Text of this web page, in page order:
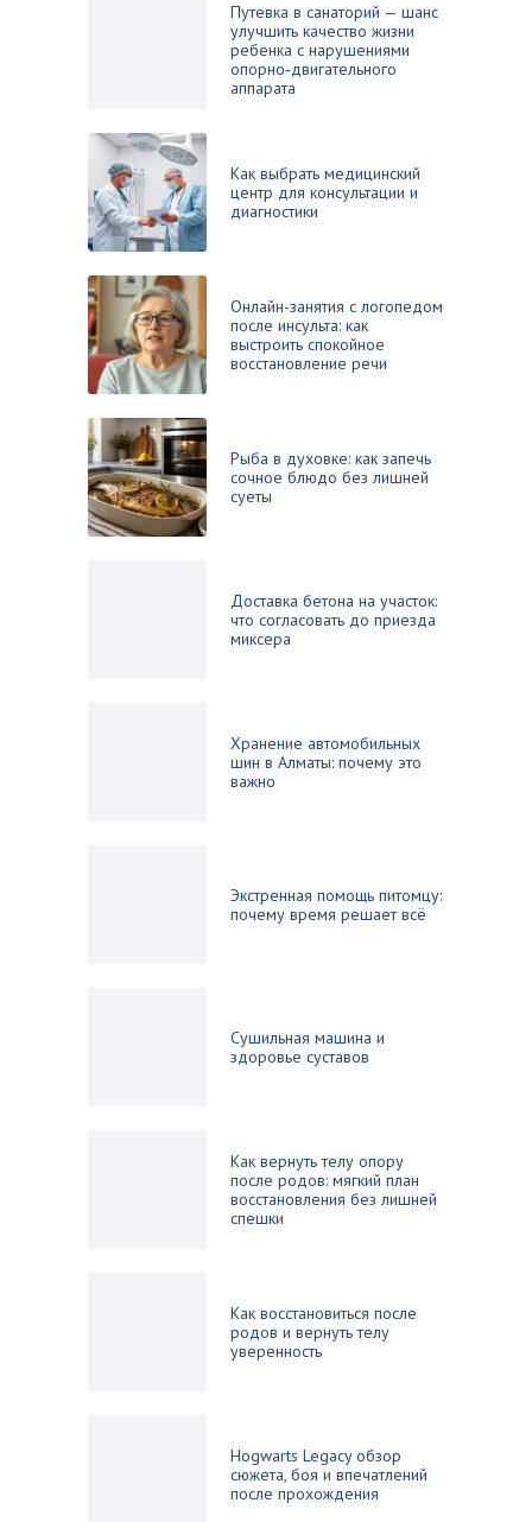
Путевка в санаторий — шанс
улучшить качество жизни
ребенка с нарушениями
опорно‑двигательного
аппарата
Как выбрать медицинский
центр для консультации и
диагностики
Онлайн-занятия с логопедом
после инсульта: как
выстроить спокойное
восстановление речи
Рыба в духовке: как запечь
сочное блюдо без лишней
суеты
Доставка бетона на участок:
что согласовать до приезда
миксера
Хранение автомобильных
шин в Алматы: почему это
важно
Экстренная помощь питомцу:
почему время решает всё
Сушильная машина и
здоровье суставов
Как вернуть телу опору
после родов: мягкий план
восстановления без лишней
спешки
Как восстановиться после
родов и вернуть телу
уверенность
Hogwarts Legacy обзор
сюжета, боя и впечатлений
после прохождения